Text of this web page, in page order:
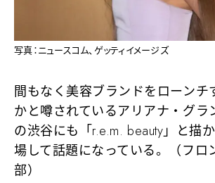
写真：ニュースコム、ゲッティイメージズ
間もなく美容ブランドをローンチ
かと噂されているアリアナ・グラ
の渋谷にも「r.e.m. beauty」と描
場して話題になっている。（フロ
部）